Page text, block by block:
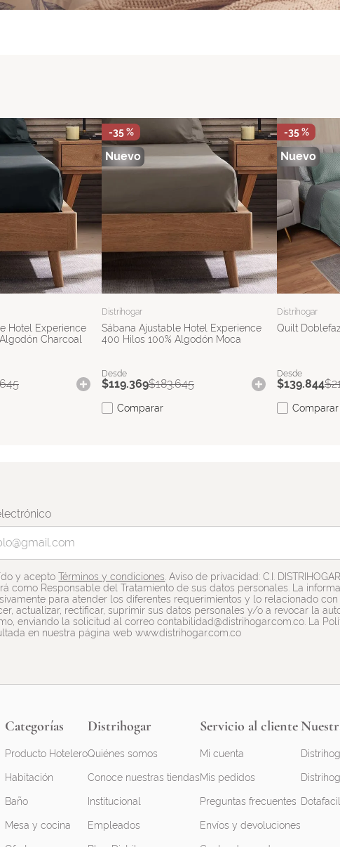
Hotel Experience
Charcoal
645
-35 %
Distrihogar
Sábana Ajustable Hotel Experience
400 Hilos 100% Algodón Moca
$119.369$183.645
Comparar
-35 %
Distrihogar
Quilt
$139.844$
Comparar
y aceptoTérminos y condiciones. Aviso de privacidad: C.I.
como Responsable del Tratamiento de sus datos personales. La
para atender los diferentes requerimientos y lo relacionado
actualizar, rectificar, suprimir sus datos personales y/o a revocar la
enviando la solicitud al correo contabilidad@distrihogar.com.co. La
en nuestra página web www.distrihogar.com.co
Categorías
Producto Hotelero
Habitación
Baño
Mesa y cocina
Distrihogar
Quiénes somos
Conoce nuestras tiendas
Institucional
Empleados
Servicio al cliente
Mi cuenta
Mis pedidos
Preguntas frecuentes
Envíos y devoluciones
Dotafacil